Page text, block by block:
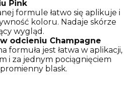
Pink
formule łatwo się aplikuje i
koloru. Nadaje skórze
wygląd.
odcieniu Champagne
formuła jest łatwa w aplikacji,
i za jednym pociągnięciem
blask.